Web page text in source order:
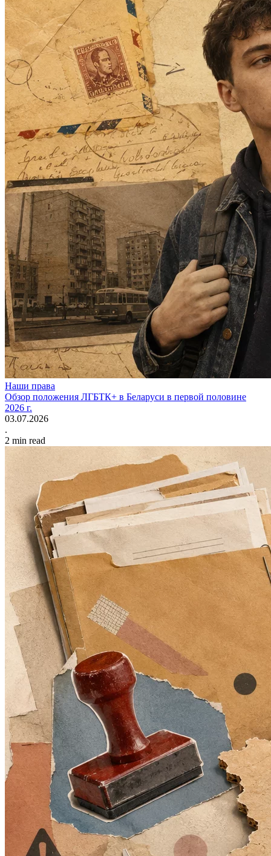
Наши права
Обзор положения ЛГБТК+ в Беларуси в первой половине
2026 г.
03.07.2026
.
2 min read